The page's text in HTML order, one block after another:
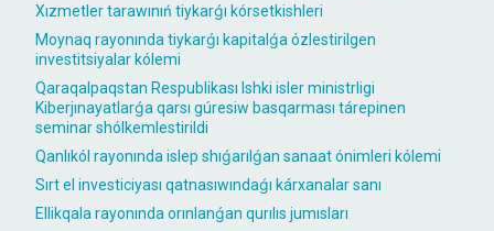
Xızmetler tarawınıń tiykarǵı kórsetkishleri
Moynaq rayonında tiykarǵı kapitalǵa ózlestirilgen
investitsiyalar kólemi
Qaraqalpaqstan Respublikası Ishki isler ministrligi
Kiberjınayatlarǵa qarsı gúresiw basqarması tárepinen
seminar shólkemlestirildi
Qanlıkól rayonında islep shıǵarılǵan sanaat ónimleri kólemi
Sırt el investiciyası qatnasıwındaǵı kárxanalar sanı
Ellikqala rayonında orınlanǵan qurılıs jumısları